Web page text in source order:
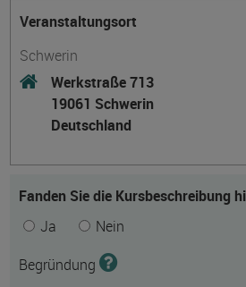
Veranstaltungsort
Schwerin
Werkstraße 713
19061 Schwerin
Deutschland
Fanden Sie die Kursbeschreibung
Ja
Nein
Begründung